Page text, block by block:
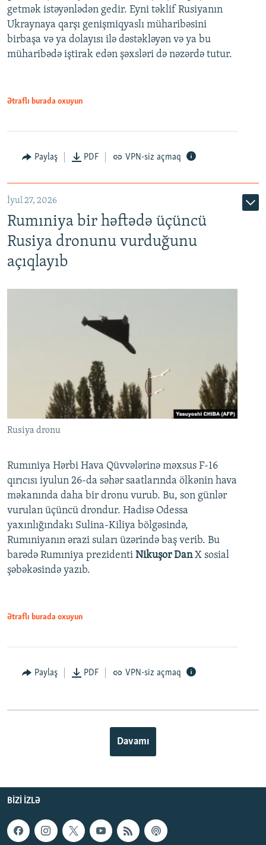
getmək istəyənlədən gedir. Eyni təklif Rusiyanın
Ukraynaya qarşı genişmiqyaslı müharibəsini
birbaşa və ya dolayısı ilə dəstəkləyən və ya bu
müharibədə iştirak edən şəxsləri də nəzərdə tutur.
Ətraflı burada oxuyun
Paylaş PDF VPN-siz açmaq
İyul 27, 2026
Rumıniya bir həftədə üçüncü
Rusiya dronunu vurduğunu
açıqlayıb
Rusiya dronu
Rumıniya Hərbi Hava Qüvvələrinə məxsus F-16
qırıcısı iyulun 26-da səhər saatlarında ölkənin hava
məkanında daha bir dronu vurub. Bu, son günlər
vurulan üçüncü drondur. Hadisə Odessa
yaxınlığındakı Sulina-Kiliya bölgəsində,
Rumıniyanın ərazi suları üzərində baş verib. Bu
barədə Rumıniya prezidenti Nikuşor DanX sosial
şəbəkəsində yazıb.
Ətraflı burada oxuyun
Paylaş PDF VPN-siz açmaq
Davamı
BIZI IZLƏ